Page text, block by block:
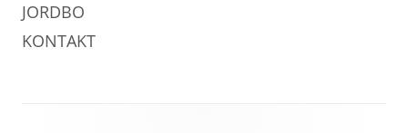
JORDBO
KONTAKT